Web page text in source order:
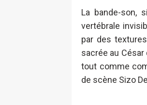
La bande-son,
vertébrale
par des
sacrée au
tout comme
de scène Sizo